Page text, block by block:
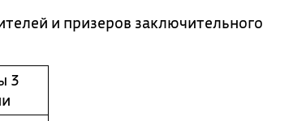
и призеров заключительного
3